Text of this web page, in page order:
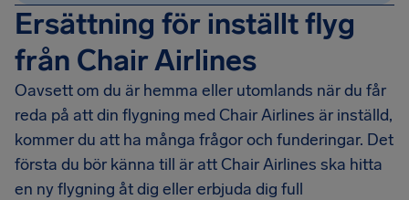
Ersättning för inställt flyg
från Chair Airlines
Oavsett om du är hemma eller utomlands när du får
reda på att din flygning med Chair Airlines är inställd,
kommer du att ha många frågor och funderingar. Det
första du bör känna till är att Chair Airlines ska hitta
en ny flygning åt dig eller erbjuda dig full